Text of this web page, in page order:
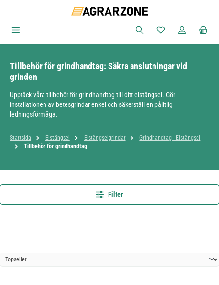
Du har 0 objekt i
Tillbehör för grindhandtag: Säkra anslutningar vid
grinden
Upptäck våra tillbehör för grindhandtag till ditt elstängsel. Gör
installationen av betesgrindar enkel och säkerställ en pålitlig
ledningsförmåga.
Startsida Elstängsel Elstängselgrindar
Grindhandtag - Elstängsel
Tillbehör för grindhandtag
Filter